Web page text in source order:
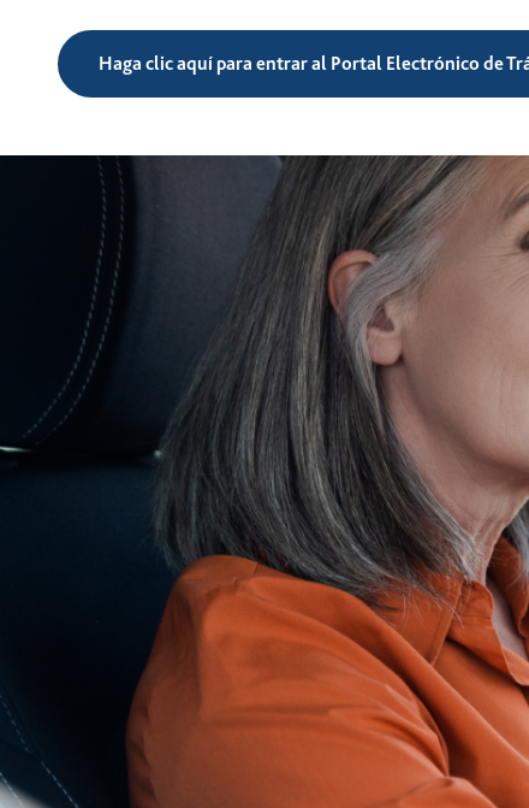
Identificación del INE por ambos lados y con
Comprobante de domicilio oficial no mayor a
Documentación
para reposición de tags o cambio
Pago del refrendo vehicular del año en curso
Tag colocado en el parabrisas del vehículo.
Identificación INE por ambos lados y con
Haga clic aquí para entrar al Portal Electrónico de